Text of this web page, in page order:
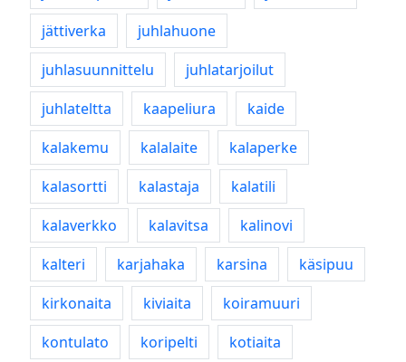
jättiverka
juhlahuone
juhlasuunnittelu
juhlatarjoilut
juhlateltta
kaapeliura
kaide
kalakemu
kalalaite
kalaperke
kalasortti
kalastaja
kalatili
kalaverkko
kalavitsa
kalinovi
kalteri
karjahaka karsina
käsipuu
kirkonaita
kiviaita
koiramuuri
kontulato
koripelti
kotiaita